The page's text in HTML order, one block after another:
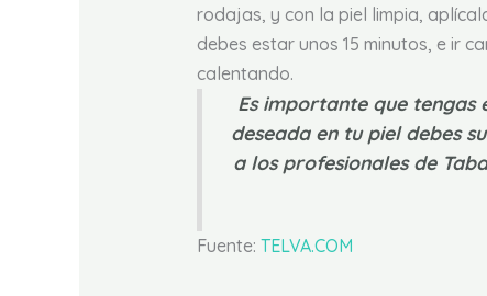
rodajas, y con la piel limpia,
debes estar unos 15 minutos, e ir
calentando.
Es importante que tengas
deseada en tu piel debes
a los profesionales de
Fuente: TELVA.COM